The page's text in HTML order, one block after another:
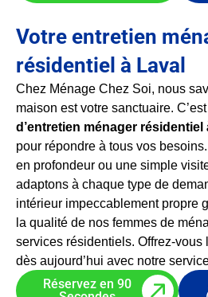
Votre entretien
résidentiel à Laval
Chez Ménage Chez Soi, nous
maison est votre sanctuaire.
d’entretien ménager résidentiel
pour répondre à tous vos
en profondeur ou une simple
adaptons à chaque type de
intérieur impeccablement propre
la qualité de nos femmes de
services résidentiels. Offrez-vous
dès aujourd’hui avec notre
Réservez en 90